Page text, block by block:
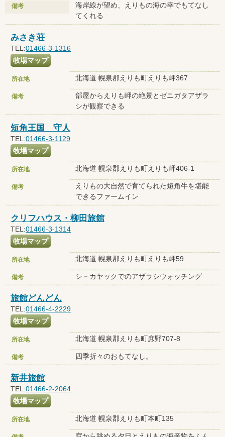
備考
海岸線が望め、えりもの海の幸でもてなし
てくれる
みさき荘
TEL:01466-3-1316
牧場マップ
所在地 北海道 幌泉郡えりも町えりも岬367
備考
部屋からえりも岬の絶景とゼニガタアザラ
シが観察できる
短角王国 守人
TEL:01466-3-1129
牧場マップ
所在地 北海道 幌泉郡えりも町えりも岬406-1
備考
えりもの大自然で育てられた短角牛を堪能
できるファームイン
クリフハウス・柳田旅館
TEL:01466-3-1314
牧場マップ
所在地 北海道 幌泉郡えりも町えりも岬59
備考 シ－カヤックでのアザラシウォッチング
旅館どんどん
TEL:01466-4-2229
牧場マップ
所在地 北海道 幌泉郡えりも町庶野707-8
備考 四季折々のおもてなし。
新井旅館
TEL:01466-2-2064
牧場マップ
所在地 北海道 幌泉郡えりも町本町135